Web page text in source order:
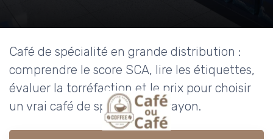
Café de spécialité en grande distribution :
comprendre le score SCA, lire les étiquettes,
évaluer la torréfaction et le prix pour choisir
un vrai café de spécialité en rayon.